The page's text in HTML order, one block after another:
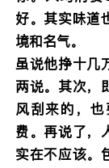
好。其实味道
境和名气。
虽说他挣十几
两说。其次，
风刮来的，
费。再说了，
实在不应该。